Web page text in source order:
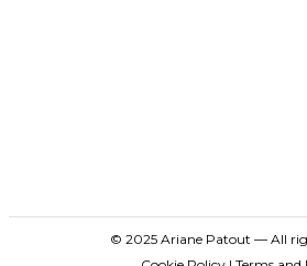
© 2025 Ariane Patout — All